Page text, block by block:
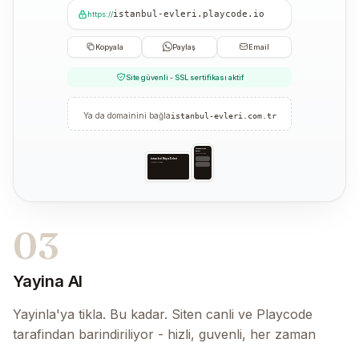
03
Yayina Al
Yayinla'ya tikla. Bu kadar. Siten canli ve Playcode
tarafindan barindiriliyor - hizli, guvenli, her zaman
https://istanbul-evleri.playcode.io
Kopyala Paylaş Email
Site güvenli - SSL sertifikası aktif
Ya da domainini bağlaistanbul-evleri.com.tr
İstanbul Rüya Evleri